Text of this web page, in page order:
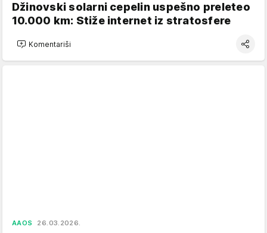
Džinovski solarni cepelin uspešno preleteo
10.000 km: Stiže internet iz stratosfere
Komentariši
AAOS 26.03.2026.